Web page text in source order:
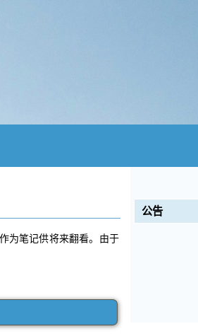
为笔记供将来翻看。由于
公告